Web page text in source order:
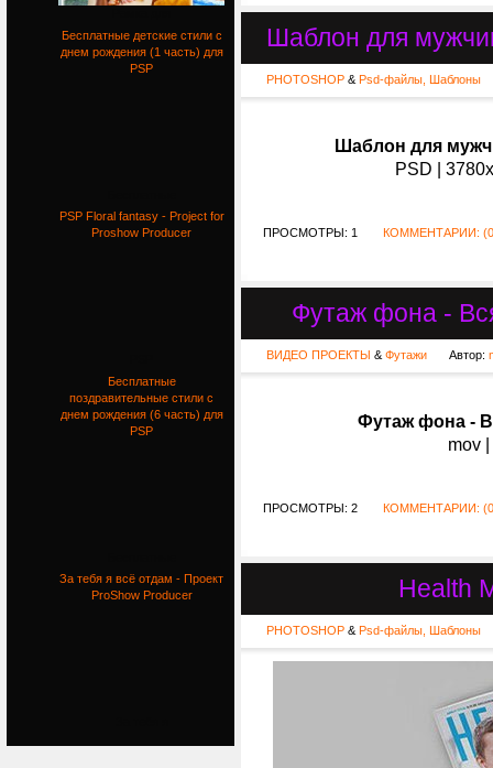
Шаблон для
PHOTOSHOP & Psd-файлы, Шаблоны
Шаблон для
PSD |
ПРОСМОТРЫ: 1 КОММЕНТАРИИ:
Футаж фона -
ВИДЕО ПРОЕКТЫ & Футажи Автор:
Футаж фона -
mov
ПРОСМОТРЫ: 2 КОММЕНТАРИИ:
Health
PHOTOSHOP & Psd-файлы, Шаблоны
Бесплатные детские стили с
днем рождения (1 часть) для
PSP
PSP Floral fantasy - Project for
Proshow Producer
Бесплатные
поздравительные стили с
днем рождения (6 часть) для
PSP
За тебя я всё отдам - Проект
ProShow Producer